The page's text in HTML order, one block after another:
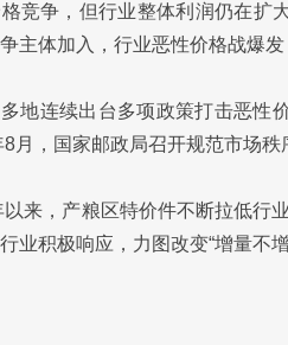
竞争，但行业整体利润仍在扩
主体加入，行业恶性价格战爆
地连续出台多项政策打击恶性
月，国家邮政局召开规范市场
以来，产粮区特价件不断拉低行
业积极响应，力图改变“增量不